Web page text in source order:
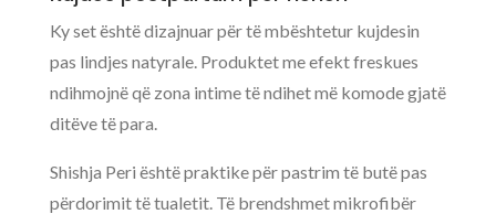
Ky set është dizajnuar për të mbështetur kujdesin
pas lindjes natyrale. Produktet me efekt freskues
ndihmojnë që zona intime të ndihet më komode gjatë
ditëve të para.
Shishja Peri është praktike për pastrim të butë pas
përdorimit të tualetit. Të brendshmet mikrofibër